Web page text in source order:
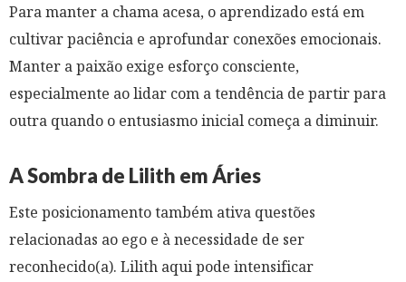
Para manter a chama acesa, o aprendizado está em
cultivar paciência e aprofundar conexões emocionais.
Manter a paixão exige esforço consciente,
especialmente ao lidar com a tendência de partir para
outra quando o entusiasmo inicial começa a diminuir.
A Sombra de Lilith em Áries
Este posicionamento também ativa questões
relacionadas ao ego e à necessidade de ser
reconhecido(a). Lilith aqui pode intensificar